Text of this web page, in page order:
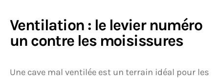
Ventilation : le levier numéro
un contre les moisissures
Une cave mal ventilée est un terrain idéal pour les